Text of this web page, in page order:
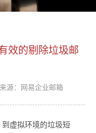
效的剔除垃圾邮
来源：网易企业邮箱
虚拟环境的垃圾短